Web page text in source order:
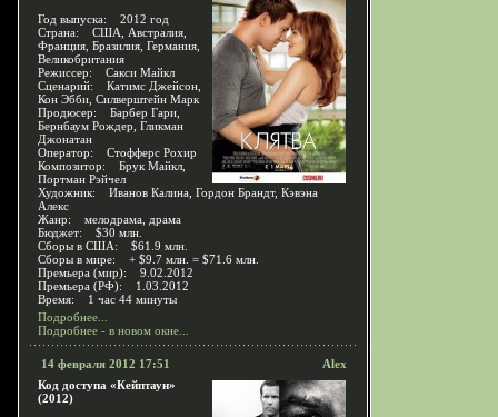
Год выпуска: 2012 год
Страна: США, Австралия,
Франция, Бразилия, Германия,
Великобритания
Режиссер: Сакси Майкл
Сценарий: Катимс Джейсон,
Кон Эбби, Силверштейн Марк
Продюсер: Барбер Гари,
Бернбаум Рождер, Гликман
Джонатан
Оператор: Стофферс Рохир
Композитор: Брук Майкл,
Портман Рэйчел
Художник: Иванов Калина, Гордон Брандт, Кэвэна
Алекс
Жанр: мелодрама, драма
Бюджет: $30 млн.
Сборы в США: $61.9 млн.
Сборы в мире: + $9.7 млн. = $71.6 млн.
Премьера (мир): 9.02.2012
Премьера (РФ): 1.03.2012
Время: 1 час 44 минуты
Подробнее...
Подробнее - в новом окне...
14 февраля 2012 17:51
Alex
Код доступа «Кейптаун»
(2012)